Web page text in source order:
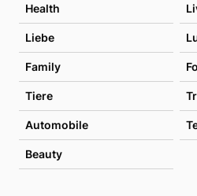
Health
Liebe
Family
Tiere
Automobile
Beauty